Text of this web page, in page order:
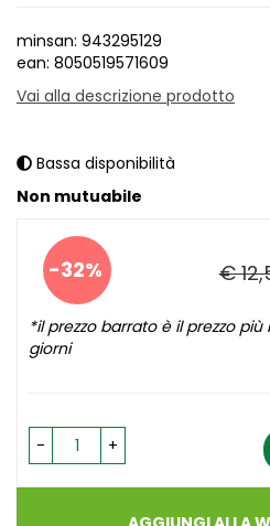
minsan: 943295129
ean: 8050519571609
Vai alla descrizione prodotto
Bassa disponibilità
Non mutuabile
Sconto
del32% €
*il prezzo barrato è il prezzo
giorni
- +